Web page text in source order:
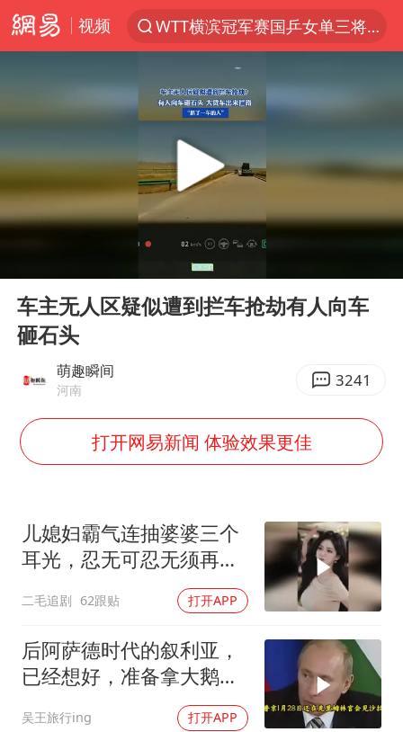
视频
WTT横滨冠军赛国乒女单三将晋级四强
陈思诚零点晒照为佟丽娅庆生
郑丽文：台湾从来没有“独立”过
情侣在平潭拍日出时坠崖致一死一伤
杭州全市有序停课
全民健身事业高质量发展
商场现钱学森巨幅海报 负责人回应
几元成本的AI广告导致千万市值蒸发
老挝国会主席赛宋蓬逝世
乐享全民健身 共筑健康中国
Play
车主无人区疑似遭到拦车抢劫有人向车
砸石头
萌趣瞬间
河南 3241
打开网易新闻 体验效果更佳
儿媳妇霸气连抽婆婆三个
耳光，忍无可忍无须再
二毛追剧 62跟贴 打开APP
后阿萨德时代的叙利亚，
已经想好，准备拿大鹅石
吴王旅行ing 打开APP